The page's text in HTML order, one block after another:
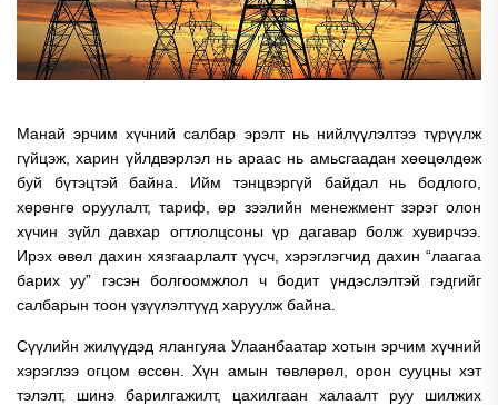
Манай эрчим хүчний салбар эрэлт нь нийлүүлэлтээ түрүүлж
гүйцэж, харин үйлдвэрлэл нь араас нь амьсгаадан хөөцөлдөж
буй бүтэцтэй байна. Ийм тэнцвэргүй байдал нь бодлого,
хөрөнгө оруулалт, тариф, өр зээлийн менежмент зэрэг олон
хүчин зүйл давхар огтлолцсоны үр дагавар болж хувирчээ.
Ирэх өвөл дахин хязгаарлалт үүсч, хэрэглэгчид дахин “лаагаа
барих уу” гэсэн болгоомжлол ч бодит үндэслэлтэй гэдгийг
салбарын тоон үзүүлэлтүүд харуулж байна.
Сүүлийн жилүүдэд ялангуяа Улаанбаатар хотын эрчим хүчний
хэрэглээ огцом өссөн. Хүн амын төвлөрөл, орон сууцны хэт
тэлэлт, шинэ барилгажилт, цахилгаан халаалт руу шилжих